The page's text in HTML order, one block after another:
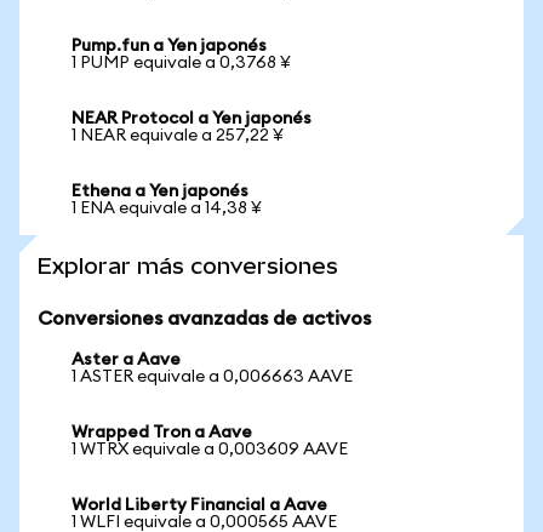
Pump.fun a Yen japonés
1 PUMP equivale a 0,3768 ¥
NEAR Protocol a Yen japonés
1 NEAR equivale a 257,22 ¥
Ethena a Yen japonés
1 ENA equivale a 14,38 ¥
Explorar más conversiones
Conversiones avanzadas de activos
Aster a Aave
1 ASTER equivale a 0,006663 AAVE
Wrapped Tron a Aave
1 WTRX equivale a 0,003609 AAVE
World Liberty Financial a Aave
1 WLFI equivale a 0,000565 AAVE